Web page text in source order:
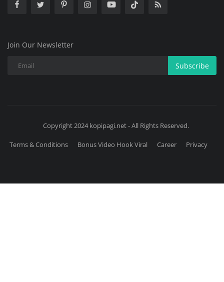
Join Our Newsletter
Subscribe
Copyright 2024 kopipagi.net - All Rights Reserved.
Terms & Conditions Bonus Video Hook Viral Career Privacy